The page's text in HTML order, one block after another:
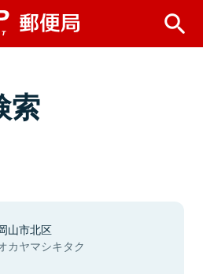
索
山市北区
カヤマシキタク